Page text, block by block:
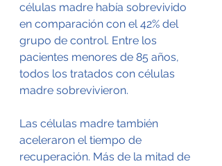
células madre había sobrevivido
en comparación con el 42% del
grupo de control. Entre los
pacientes menores de 85 años,
todos los tratados con células
madre sobrevivieron.
Las células madre también
aceleraron el tiempo de
recuperación. Más de la mitad de